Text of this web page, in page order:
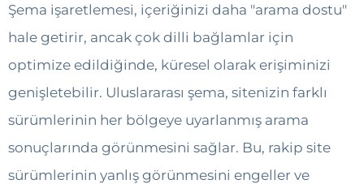
Şema işaretlemesi, içeriğinizi daha "arama dostu"
hale getirir, ancak çok dilli bağlamlar için
optimize edildiğinde, küresel olarak erişiminizi
genişletebilir. Uluslararası şema, sitenizin farklı
sürümlerinin her bölgeye uyarlanmış arama
sonuçlarında görünmesini sağlar. Bu, rakip site
sürümlerinin yanlış görünmesini engeller ve